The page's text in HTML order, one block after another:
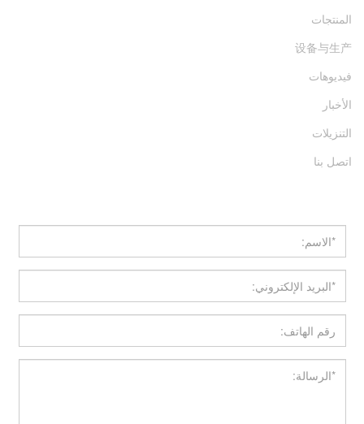
المنتجات
设备与生产
فيديوهات
الأخبار
التنزيلات
اتصل بنا